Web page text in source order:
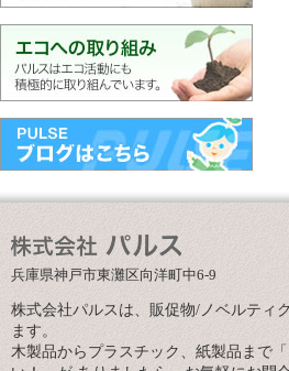
兵庫県神戸市東灘区向洋町中6-9
株式会社パルスは、販促物/ノベルティ
ます。
木製品からプラスチック、紙製品まで